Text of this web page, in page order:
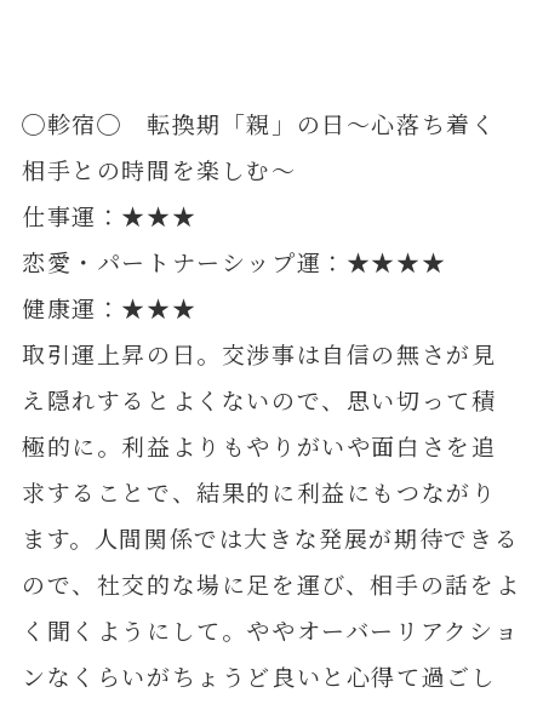
◯軫宿◯ 転換期「親」の日～心落ち着く
相手との時間を楽しむ～
仕事運：★★★
恋愛・パートナーシップ運：★★★★
健康運：★★★
取引運上昇の日。交渉事は自信の無さが見
え隠れするとよくないので、思い切って積
極的に。利益よりもやりがいや面白さを追
求することで、結果的に利益にもつながり
ます。人間関係では大きな発展が期待できる
ので、社交的な場に足を運び、相手の話をよ
く聞くようにして。ややオーバーリアクショ
ンなくらいがちょうど良いと心得て過ごし